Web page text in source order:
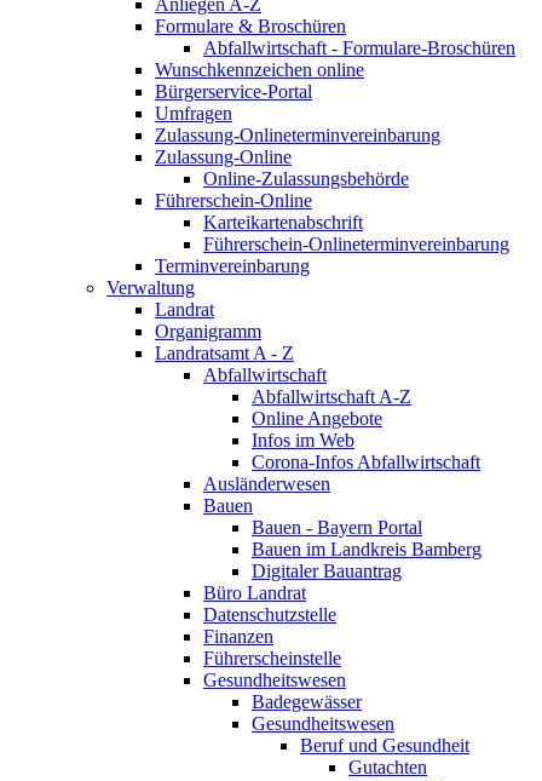
Anliegen A-Z
Formulare & Broschüren
Abfallwirtschaft - Formulare-Broschüren
Wunschkennzeichen online
Bürgerservice-Portal
Umfragen
Zulassung-Onlineterminvereinbarung
Zulassung-Online
Online-Zulassungsbehörde
Führerschein-Online
Karteikartenabschrift
Führerschein-Onlineterminvereinbarung
Terminvereinbarung
Verwaltung
Landrat
Organigramm
Landratsamt A - Z
Abfallwirtschaft
Abfallwirtschaft A-Z
Online Angebote
Infos im Web
Corona-Infos Abfallwirtschaft
Ausländerwesen
Bauen
Bauen - Bayern Portal
Bauen im Landkreis Bamberg
Digitaler Bauantrag
Büro Landrat
Datenschutzstelle
Finanzen
Führerscheinstelle
Gesundheitswesen
Badegewässer
Gesundheitswesen
Beruf und Gesundheit
Gutachten